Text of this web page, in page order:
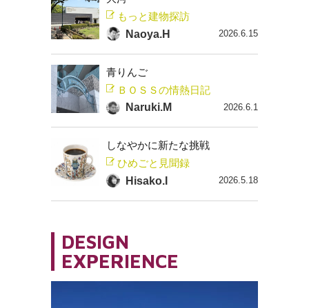
もっと建物探訪
Naoya.H
2026.6.15
青りんご
ＢＯＳＳの情熱日記
Naruki.M
2026.6.1
しなやかに新たな挑戦
ひめごと見聞録
Hisako.I
2026.5.18
DESIGN
EXPERIENCE